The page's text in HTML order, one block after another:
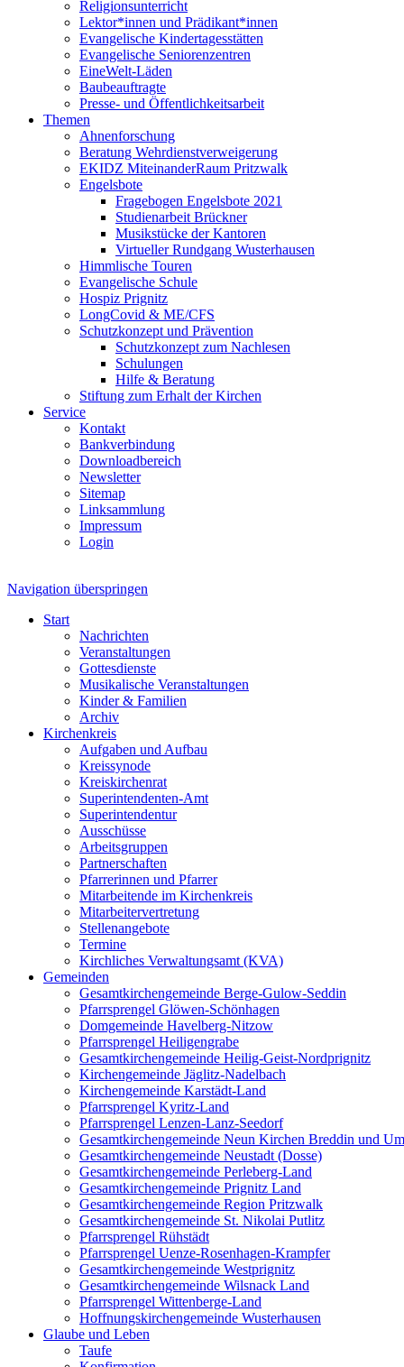
Religionsunterricht
Lektor*innen und Prädikant*innen
Evangelische Kindertagesstätten
Evangelische Seniorenzentren
EineWelt-Läden
Baubeauftragte
Presse- und Öffentlichkeitsarbeit
Themen
Ahnenforschung
Beratung Wehrdienstverweigerung
EKIDZ MiteinanderRaum Pritzwalk
Engelsbote
Fragebogen Engelsbote 2021
Studienarbeit Brückner
Musikstücke der Kantoren
Virtueller Rundgang Wusterhausen
Himmlische Touren
Evangelische Schule
Hospiz Prignitz
LongCovid & ME/CFS
Schutzkonzept und Prävention
Schutzkonzept zum Nachlesen
Schulungen
Hilfe & Beratung
Stiftung zum Erhalt der Kirchen
Service
Kontakt
Bankverbindung
Downloadbereich
Newsletter
Sitemap
Linksammlung
Impressum
Login
Navigation überspringen
Start
Nachrichten
Veranstaltungen
Gottesdienste
Musikalische Veranstaltungen
Kinder & Familien
Archiv
Kirchenkreis
Aufgaben und Aufbau
Kreissynode
Kreiskirchenrat
Superintendenten-Amt
Superintendentur
Ausschüsse
Arbeitsgruppen
Partnerschaften
Pfarrerinnen und Pfarrer
Mitarbeitende im Kirchenkreis
Mitarbeitervertretung
Stellenangebote
Termine
Kirchliches Verwaltungsamt (KVA)
Gemeinden
Gesamtkirchengemeinde Berge-Gulow-Seddin
Pfarrsprengel Glöwen-Schönhagen
Domgemeinde Havelberg-Nitzow
Pfarrsprengel Heiligengrabe
Gesamtkirchengemeinde Heilig-Geist-Nordprignitz
Kirchengemeinde Jäglitz-Nadelbach
Kirchengemeinde Karstädt-Land
Pfarrsprengel Kyritz-Land
Pfarrsprengel Lenzen-Lanz-Seedorf
Gesamtkirchengemeinde Neun Kirchen Breddin und
Gesamtkirchengemeinde Neustadt (Dosse)
Gesamtkirchengemeinde Perleberg-Land
Gesamtkirchengemeinde Prignitz Land
Gesamtkirchengemeinde Region Pritzwalk
Gesamtkirchengemeinde St. Nikolai Putlitz
Pfarrsprengel Rühstädt
Pfarrsprengel Uenze-Rosenhagen-Krampfer
Gesamtkirchengemeinde Westprignitz
Gesamtkirchengemeinde Wilsnack Land
Pfarrsprengel Wittenberge-Land
Hoffnungskirchengemeinde Wusterhausen
Glaube und Leben
Taufe